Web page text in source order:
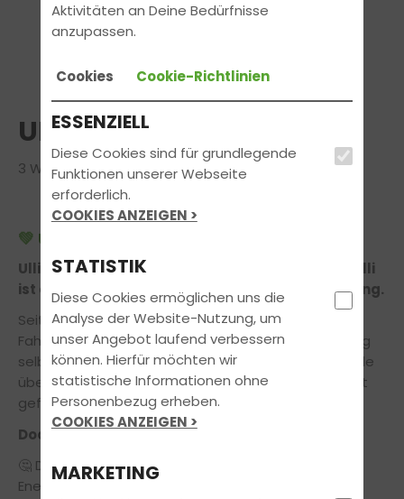
ULLI - DEINE FAHRSCHULE
3 Worte eine Leidenschaft!
💚 Ulli
Ulli ist nicht nur der Name dieser Fahrschule – Ulli
ist ein Gefühl, eine Haltung und eine Überzeugung.
Seit über 40 Jahren sitztUlli, der Gründer der
Fahrschule, mit voller Leidenschaft und Überzeugung
selbst im Auto. 2018 hat sein Sohn
die Fahrschule
übernommen und sie mit neuen Ideen in die Zukunft
geführt.
Doch das Wichtigste ist geblieben:
🤔 Die Ulli-Philosophie – sich jeden Tag mit voller
Energie für die bestmögliche Ausbildung unserer
Aktivitäten an Deine Bedürfnisse
anzupassen.
Cookies Cookie-Richtlinien
ESSENZIELL
Diese Cookies sind für grundlegende
Funktionen unserer Webseite
erforderlich.
COOKIES ANZEIGEN >
STATISTIK
Diese Cookies ermöglichen uns die
Analyse der Website-Nutzung, um
unser Angebot laufend verbessern
können. Hierfür möchten wir
statistische Informationen ohne
Personenbezug erheben.
COOKIES ANZEIGEN >
MARKETING